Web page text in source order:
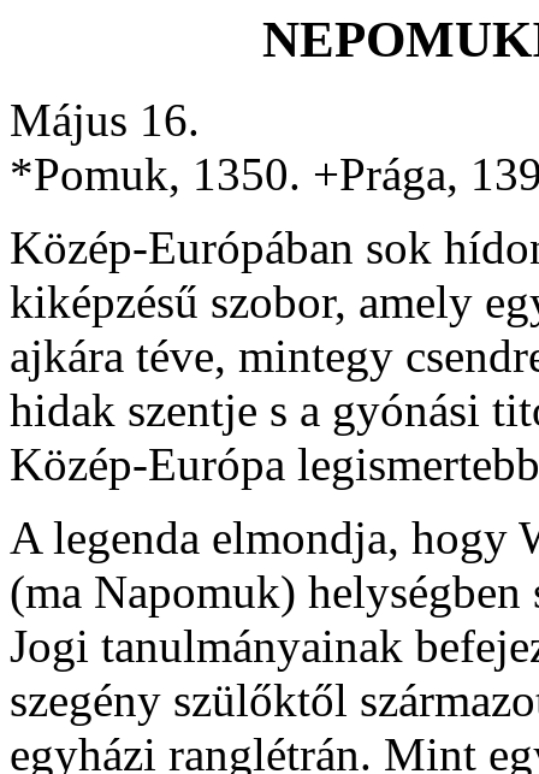
Május 16.
*Pomuk, 1350. +Prága,
Közép-Európában sok
kiképzésű szobor, amely
ajkára téve, mintegy
hidak szentje s a gyónási
Közép-Európa
A legenda elmondja, hogy
(ma Napomuk) helységben
Jogi tanulmányainak
szegény szülőktől
egyházi ranglétrán. Mint